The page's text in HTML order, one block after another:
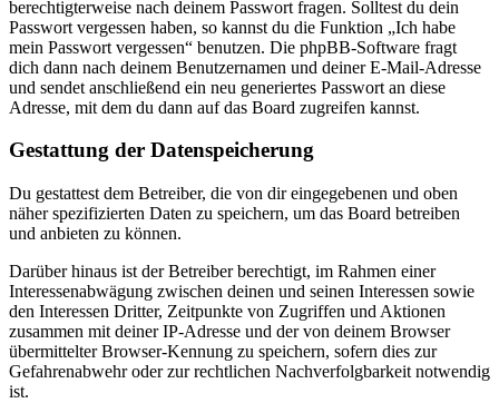
berechtigterweise nach deinem Passwort fragen. Solltest du dein
Passwort vergessen haben, so kannst du die Funktion „Ich habe
mein Passwort vergessen“ benutzen. Die phpBB-Software fragt
dich dann nach deinem Benutzernamen und deiner E-Mail-Adresse
und sendet anschließend ein neu generiertes Passwort an diese
Adresse, mit dem du dann auf das Board zugreifen kannst.
Gestattung der Datenspeicherung
Du gestattest dem Betreiber, die von dir eingegebenen und oben
näher spezifizierten Daten zu speichern, um das Board betreiben
und anbieten zu können.
Darüber hinaus ist der Betreiber berechtigt, im Rahmen einer
Interessenabwägung zwischen deinen und seinen Interessen sowie
den Interessen Dritter, Zeitpunkte von Zugriffen und Aktionen
zusammen mit deiner IP-Adresse und der von deinem Browser
übermittelter Browser-Kennung zu speichern, sofern dies zur
Gefahrenabwehr oder zur rechtlichen Nachverfolgbarkeit notwendig
ist.